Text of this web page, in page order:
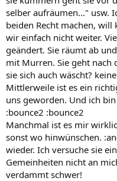
selber aufräumen..." usw.
beiden Recht machen,
wir einfach nicht weiter.
geändert. Sie räumt ab
mit Murren. Sie geht nach
sie sich auch wäscht?
Mittlerweile ist es ein
uns geworden. Und ich
:bounce2 :bounce2
Manchmal ist es mir
sonst wo hinwünschen.
wieder. Ich versuche sie
Gemeinheiten nicht an
verdammt schwer!